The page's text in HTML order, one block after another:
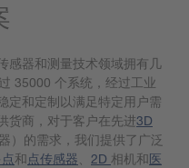
感器和测量技术领域拥有几
35000 个系统，经过工业
定和定制以满足特定用户需
货商，对于客户在先进3D
）的需求，我们提供了广泛
和点传感器 2D 相机和医